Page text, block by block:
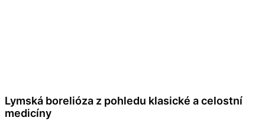
Lymská borelióza z pohledu klasické a celostní
medicíny